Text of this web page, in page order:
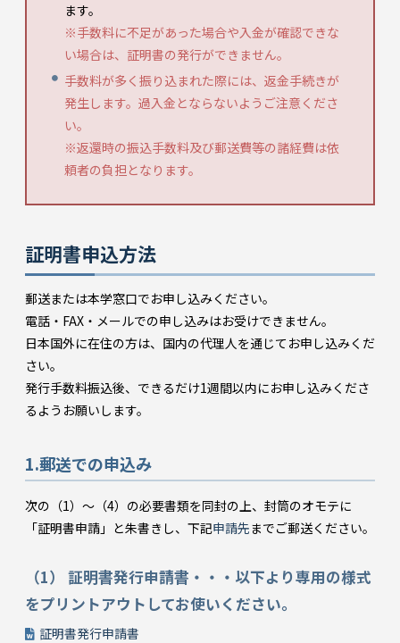
ます。
※手数料に不足があった場合や入金が確認できな
い場合は、証明書の発行ができません。
手数料が多く振り込まれた際には、返金手続きが
発生します。過入金とならないようご注意くださ
い。
※返還時の振込手数料及び郵送費等の諸経費は依
頼者の負担となります。
証明書申込方法
郵送または本学窓口でお申し込みください。
電話・FAX・メールでの申し込みはお受けできません。
日本国外に在住の方は、国内の代理人を通じてお申し込みくだ
さい。
発行手数料振込後、できるだけ1週間以内にお申し込みくださ
るようお願いします。
1.郵送での申込み
次の（1）～（4）の必要書類を同封の上、封筒のオモテに
「証明書申請」と朱書きし、下記申請先までご郵送ください。
（1） 証明書発行申請書・・・以下より専用の様式
をプリントアウトしてお使いください。
証明書発行申請書